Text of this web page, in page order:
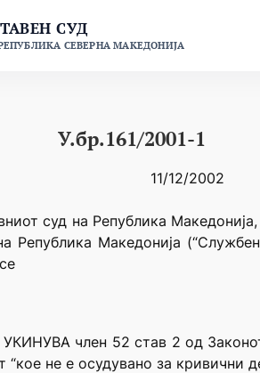
СУД
СЕВЕРНА МАКЕДОНИЈА
У.бр.161/2001-1
11/12/2002
суд на Република
Република Македонија
УКИНУВА член 52 став 2 од
“кое не е осудувано за кривични